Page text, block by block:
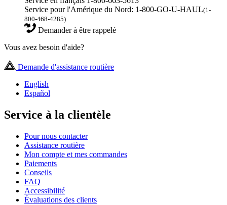
Service pour l'Amérique du Nord: 1-800-GO-U-HAUL(1-
800-468-4285)
Demander à être rappelé
Vous avez besoin d'aide?
Demande d'assistance routière
English
Español
Service à la clientèle
Pour nous contacter
Assistance routière
Mon compte et mes commandes
Paiements
Conseils
FAQ
Accessibilité
Évaluations des clients